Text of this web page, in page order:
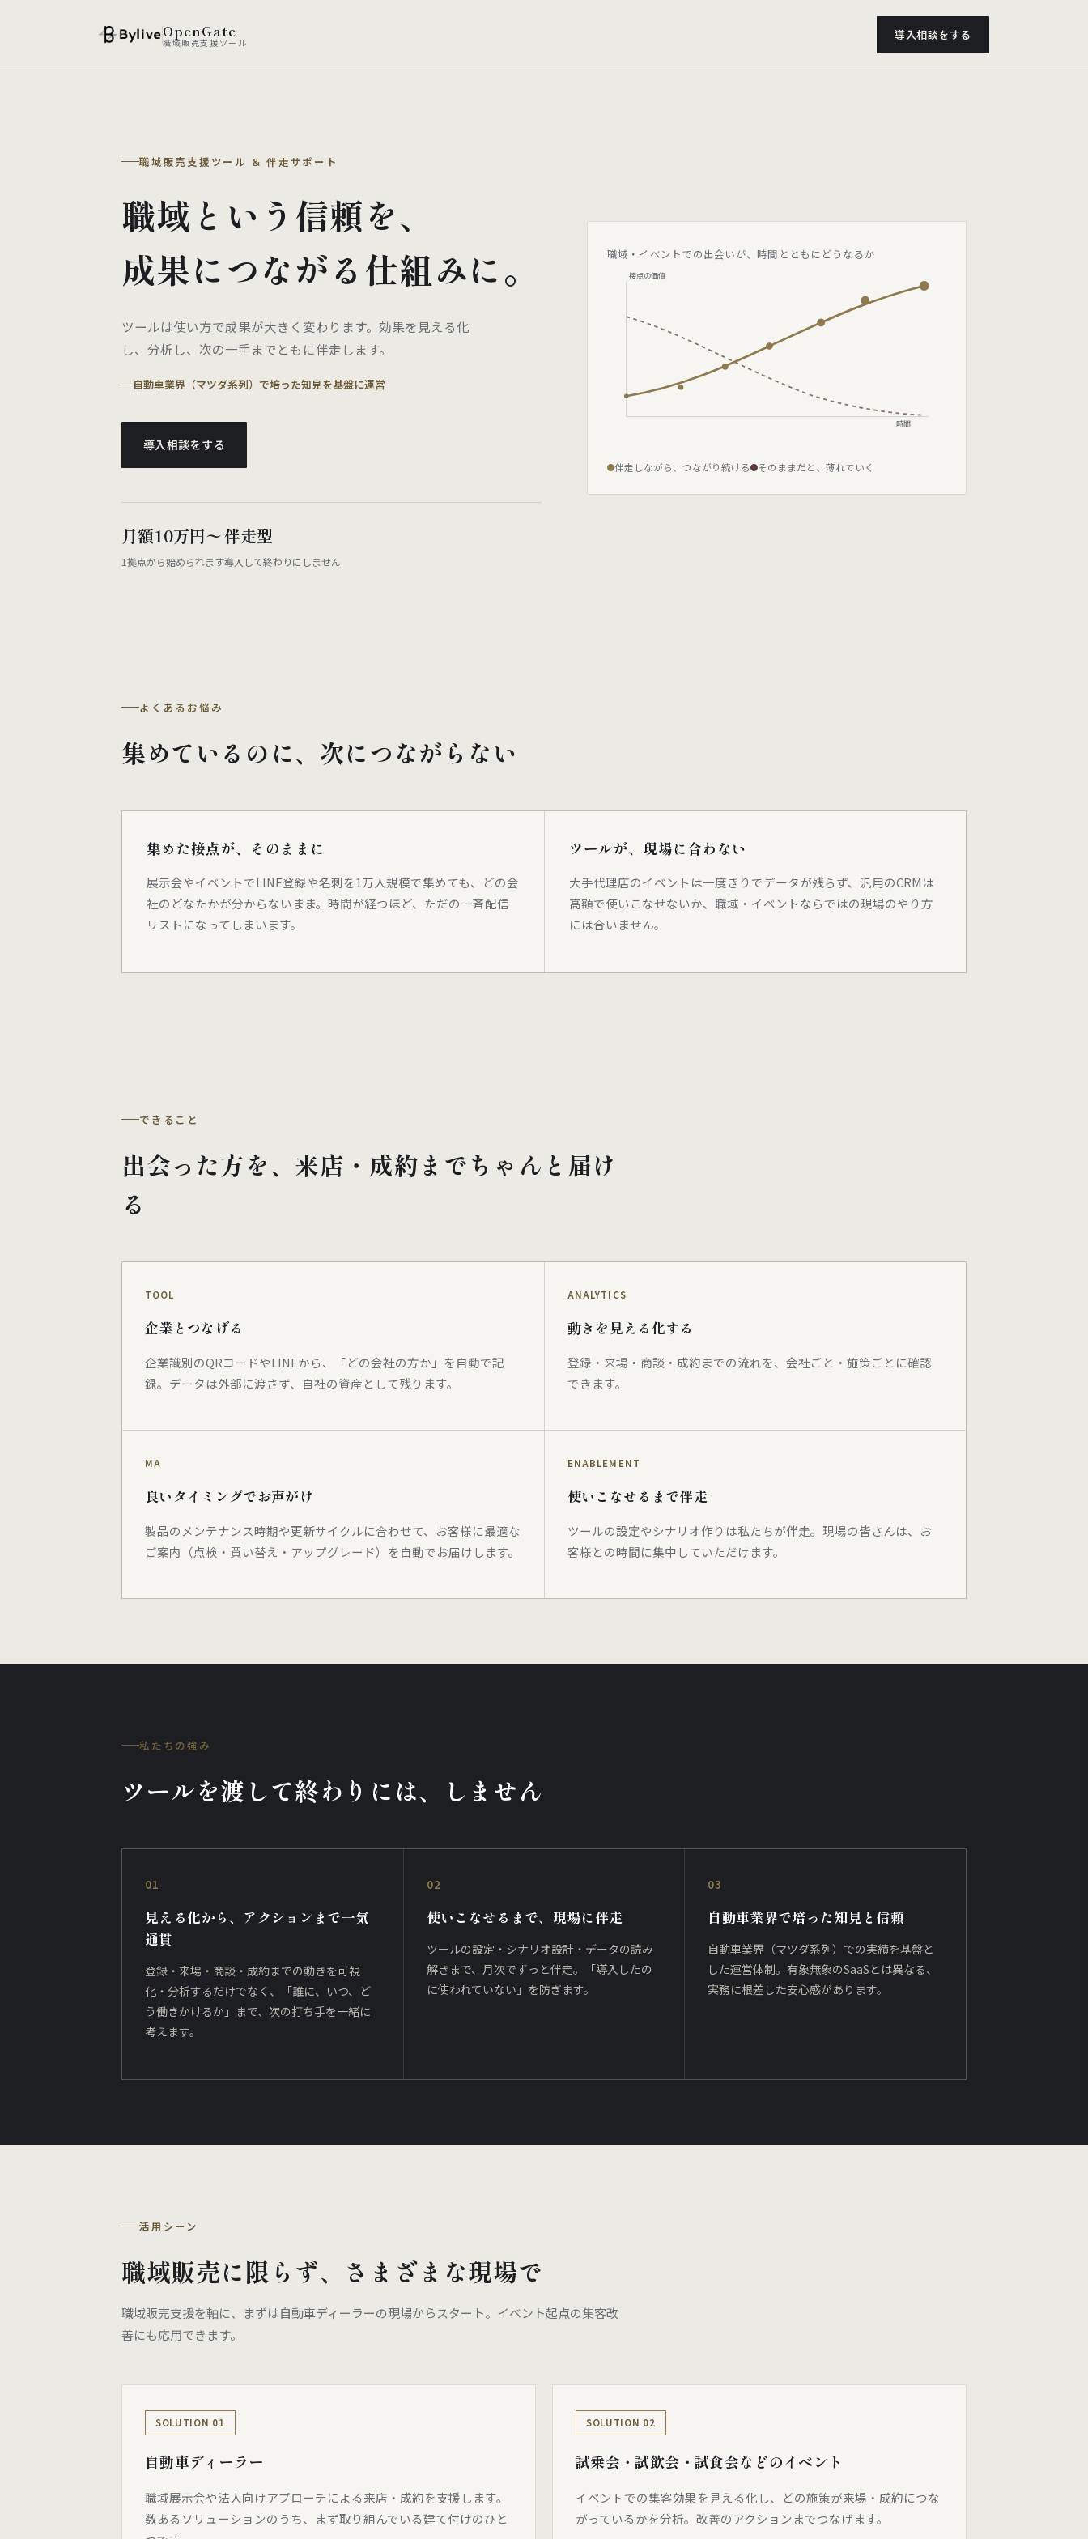
OpenGate
職域販売支援ツール 導入相談をする
職域販売支援ツール ＆ 伴走サポート
職域という信頼を、
成果につながる仕組みに。
ツールは使い方で成果が大きく変わります。効果を見える化
し、分析し、次の一手までともに伴走します。
自動車業界（マツダ系列）で培った知見を基盤に運営
導入相談をする
月額10万円〜
1拠点から始められます
伴走型
導入して終わりにしません
職域・イベントでの出会いが、時間とともにどうなるか
接点の価値
時間
伴走しながら、つながり続ける そのままだと、薄れていく
よくあるお悩み
集めているのに、次につながらない
集めた接点が、そのままに
展示会やイベントでLINE登録や名刺を1万人規模で集めても、どの会
社のどなたかが分からないまま。時間が経つほど、ただの一斉配信
リストになってしまいます。
ツールが、現場に合わない
大手代理店のイベントは一度きりでデータが残らず、汎用のCRMは
高額で使いこなせないか、職域・イベントならではの現場のやり方
には合いません。
できること
出会った方を、来店・成約までちゃんと届け
る
TOOL
企業とつなげる
企業識別のQRコードやLINEから、「どの会社の方か」を自動で記
録。データは外部に渡さず、自社の資産として残ります。
ANALYTICS
動きを見える化する
登録・来場・商談・成約までの流れを、会社ごと・施策ごとに確認
できます。
MA
良いタイミングでお声がけ
製品のメンテナンス時期や更新サイクルに合わせて、お客様に最適な
ご案内（点検・買い替え・アップグレード）を自動でお届けします。
ENABLEMENT
使いこなせるまで伴走
ツールの設定やシナリオ作りは私たちが伴走。現場の皆さんは、お
客様との時間に集中していただけます。
私たちの強み
ツールを渡して終わりには、しません
01
見える化から、アクションまで一気
通貫
登録・来場・商談・成約までの動きを可視
化・分析するだけでなく、「誰に、いつ、ど
う働きかけるか」まで、次の打ち手を一緒に
考えます。
02
使いこなせるまで、現場に伴走
ツールの設定・シナリオ設計・データの読み
解きまで、月次でずっと伴走。「導入したの
に使われていない」を防ぎます。
03
自動車業界で培った知見と信頼
自動車業界（マツダ系列）での実績を基盤と
した運営体制。有象無象のSaaSとは異なる、
実務に根差した安心感があります。
活用シーン
職域販売に限らず、さまざまな現場で
職域販売支援を軸に、まずは自動車ディーラーの現場からスタート。イベント起点の集客改
善にも応用できます。
SOLUTION 01
自動車ディーラー
職域展示会や法人向けアプローチによる来店・成約を支援します。
数あるソリューションのうち、まず取り組んでいる建て付けのひと
SOLUTION 02
試乗会・試飲会・試食会などのイベント
イベントでの集客効果を見える化し、どの施策が来場・成約につな
がっているかを分析。改善のアクションまでつなげます。